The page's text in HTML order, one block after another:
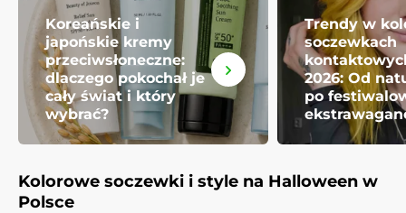
Koreańskie i
japońskie kremy
przeciwsłoneczne:
dlaczego pokochał je
cały świat i który
wybrać?
Trendy w
soczewkach
2026: Od
po
Kolorowe soczewki i style na Halloween w
Polsce